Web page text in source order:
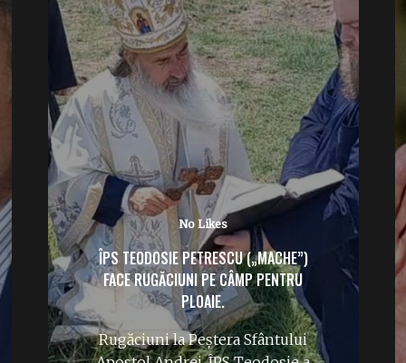
No Likes
ÎPS TEODOSIE PETRESCU („MACHE”)
FACE RUGĂCIUNI PE CÂMP PENTRU
PLOAIE.
Rugăciuni la Peștera Sfântului